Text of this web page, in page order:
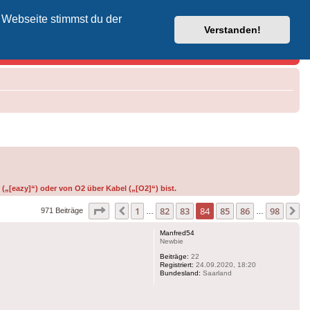
stimmst du der
Verstanden!
Vodafone-Kabel-Helpdesk
oder von O2 über Kabel („[O2]“) bist.
971 Beiträge Seite 84 98
Vorherige
1 82 83 84 85 86 98
Manfred54
Newbie
Beiträge: 22
Registriert: 24.09.2020, 18:20
Bundesland: Saarland